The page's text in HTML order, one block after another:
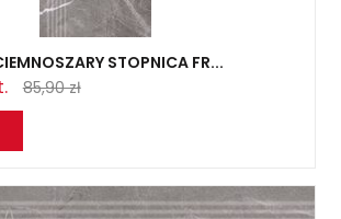
STOPNICA FR...
85,90 zł